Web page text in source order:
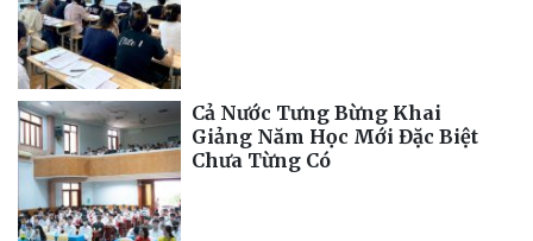
Cả Nước Tưng Bừng Khai
Giảng Năm Học Mới Đặc Biệt
Chưa Từng Có